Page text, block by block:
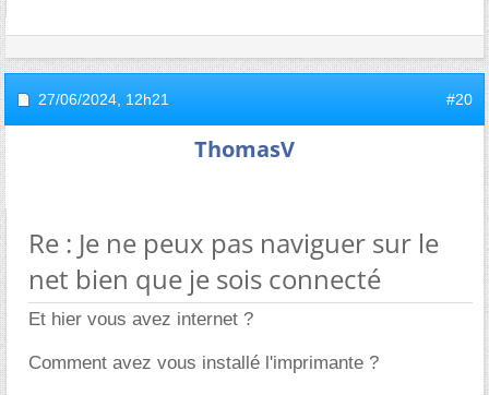
27/06/2024, 12h21 #20
ThomasV
Re : Je ne peux pas naviguer sur le
net bien que je sois connecté
Et hier vous avez internet ?
Comment avez vous installé l'imprimante ?